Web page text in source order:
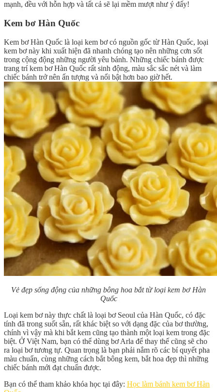
mạnh, đều với hỗn hợp và tất cả sẽ lại mềm mượt như ý đấy!
Kem bơ Hàn Quốc
Kem bơ Hàn Quốc là loại kem bơ có nguồn gốc từ Hàn Quốc, loại
kem bơ này khi xuất hiện đã nhanh chóng tạo nên những cơn sốt
trong cộng động những người yêu bánh. Những chiếc bánh được
trang trí kem bơ Hàn Quốc rất sinh động, màu sắc sắc nét và làm
chiếc bánh trở nên ấn tượng và nổi bật hơn bao giờ hết.
Vẻ đẹp sống động của những bông hoa bắt từ loại kem bơ Hàn
Quốc
Loại kem bơ này thực chất là loại bơ Seoul của Hàn Quốc, có đặc
tính đã trong suốt sẵn, rất khác biệt so với dạng đặc của bơ thường,
chính vì vậy mà khi bắt kem cũng tạo thành một loại kem trong đặc
biệt. Ở Việt Nam, bạn có thể dùng bơ Arla để thay thế cũng sẽ cho
ra loại bơ tương tự. Quan trọng là bạn phải nắm rõ các bí quyết pha
màu chuẩn, cùng những cách bắt bông kem, bắt hoa đẹp thì những
chiếc bánh mới đạt chuẩn được.
Bạn có thể tham khảo khóa học tại đây: Học làm bánh kem bơ Hàn